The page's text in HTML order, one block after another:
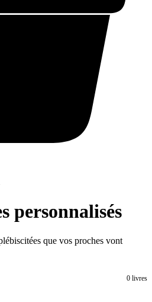
personnalisés
que vos proches vont
0 livres